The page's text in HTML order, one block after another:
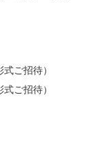
ご招待）
招待）